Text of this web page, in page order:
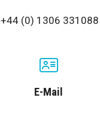
+44 (0) 1306 331088
E-Mail